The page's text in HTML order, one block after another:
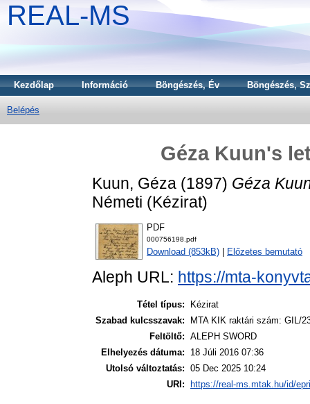
REAL-MS
Kezdőlap Információ Böngészés, Év Böngészés,
Belépés
Géza Kuun's
Kuun, Géza (1897) Géza
Németi (Kézirat)
PDF
000756198.pdf
Download (853kB) Előzetes bemutató
Aleph URL: https://mta-
Tétel típus:
Kézirat
Szabad kulcsszavak:
MTA KIK raktári szám: GIL/
Feltöltő: ALEPH SWORD
Elhelyezés dátuma:
18 Júli 2016 07:36
Utolsó változtatás: 05 Dec 2025 10:24
URI:
https://real-ms.mtak.hu/id/